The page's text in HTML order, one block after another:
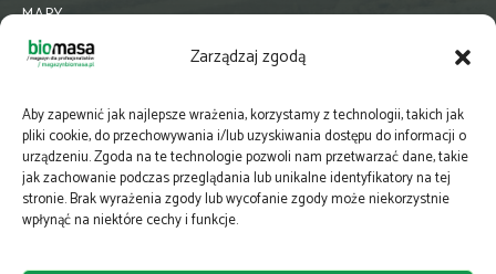
Zarządzaj zgodą
Aby zapewnić jak najlepsze wrażenia, korzystamy z technologii, takich jak
pliki cookie, do przechowywania i/lub uzyskiwania dostępu do informacji o
urządzeniu. Zgoda na te technologie pozwoli nam przetwarzać dane, takie
jak zachowanie podczas przeglądania lub unikalne identyfikatory na tej
stronie. Brak wyrażenia zgody lub wycofanie zgody może niekorzystnie
wpłynąć na niektóre cechy i funkcje.
MAPY
E-WYDANIE
POLITYKA PRYWATNOŚCI